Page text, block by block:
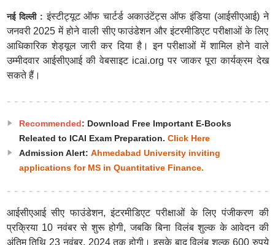
नई दिल्ली :इंस्टीट्यूट ऑफ चार्टर्ड अकाउंटेंट्स ऑफ इंडिया (आईसीएआई) ने
जनवरी 2025 में होने वाली सीए फाउंडेशन और इंटरमीडिएट परीक्षाओं के लिए
आधिकारिक शेड्यूल जारी कर दिया है। इन परीक्षाओं में शामिल होने वाले
उम्मीदवार आईसीएआई की वेबसाइट icai.org पर जाकर पूरा कार्यक्रम देख
सकते हैं।
Recommended: Download Free Important E-Books
Releated to ICAI Exam Preparation. Click Here
Admission Alert: Ahmedabad University inviting
applications for MS in Quantitative Finance.
आईसीएआई सीए फाउंडेशन, इंटरमीडिएट परीक्षाओं के लिए पंजीकरण की
प्रक्रिया 10 नवंबर से शुरू होगी, जबकि बिना विलंब शुल्क के आवेदन की
अंतिम तिथि 23 नवंबर, 2024 तक होगी। इसके बाद विलंब शुल्क 600 रुपये